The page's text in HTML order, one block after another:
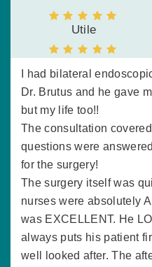
Utile
I had bilateral
Dr. Brutus and he gave
but my life too!!
The consultation
questions were
for the surgery!
The surgery itself was
nurses were absolutely
was EXCELLENT. He
always puts his patient
well looked after. The